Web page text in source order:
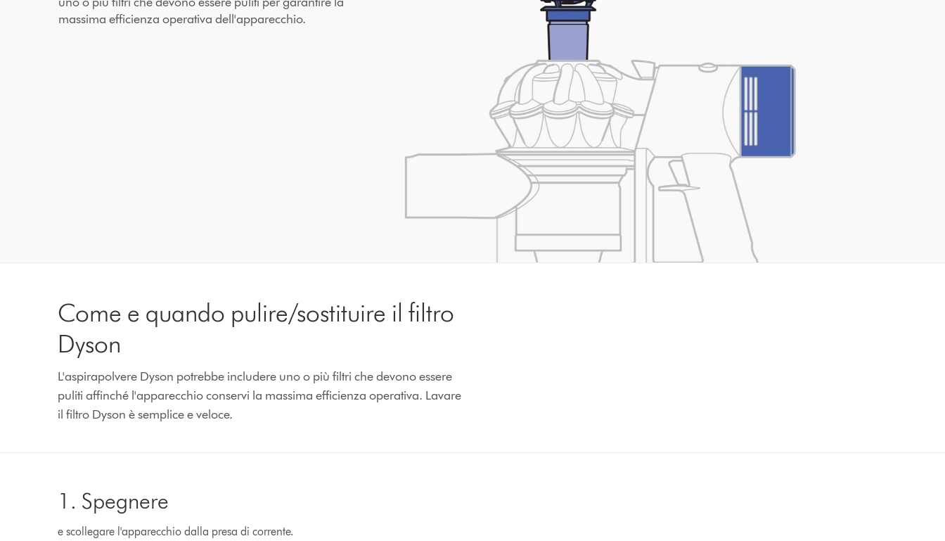
massima efficienza operativa dell'apparecchio.
Come e quando pulire/sostituire il filtro
Dyson
L'aspirapolvere Dyson potrebbe includere uno o più filtri che devono essere
puliti affinché l'apparecchio conservi la massima efficienza operativa. Lavare
il filtro Dyson è semplice e veloce.
1. Spegnere
e scollegare l'apparecchio dalla presa di corrente.